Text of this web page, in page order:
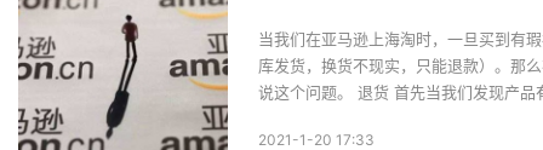
当我们在亚马逊上海淘时，一旦买到有
库发货，换货不现实，只能退款）。那
说这个问题。 退货 首先当我们发现产品
2021-1-20 17:33